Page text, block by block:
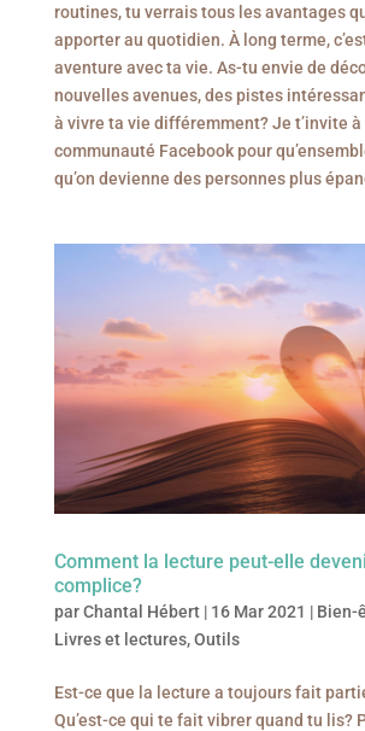
routines, tu verrais tous les avantages
apporter au quotidien. À long terme,
aventure avec ta vie. As-tu envie de
nouvelles avenues, des pistes
à vivre ta vie différemment? Je t’invite
communauté Facebook pour
qu’on devienne des personnes plus
Comment la lecture peut-elle
complice?
parChantal Hébert| 16 Mar 2021 | Bien-
Livres et lectures,Outils
Est-ce que la lecture a toujours fait
Qu’est-ce qui te fait vibrer quand tu lis?